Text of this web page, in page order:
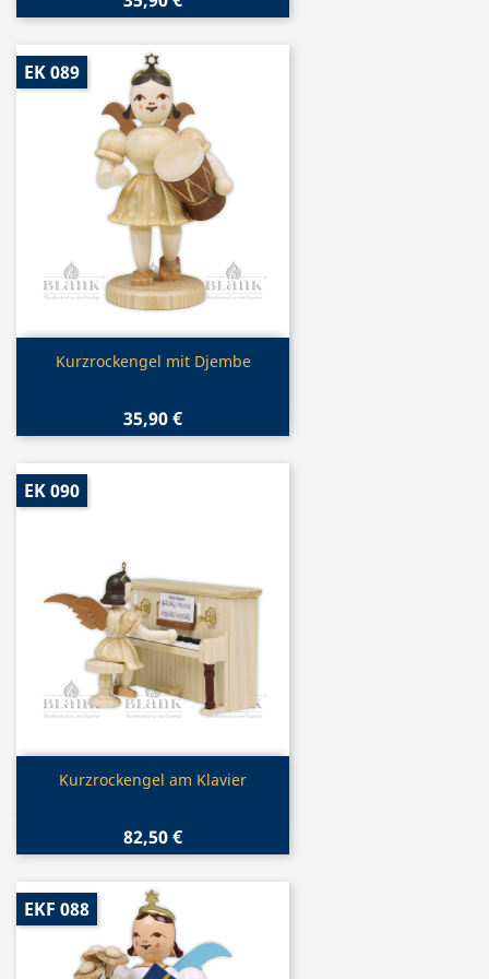
Vorschau
Kurzrockengel mit Djembe
35,90 €
EK 089
Vorschau
Kurzrockengel am Klavier
82,50 €
EK 090
EKF 088